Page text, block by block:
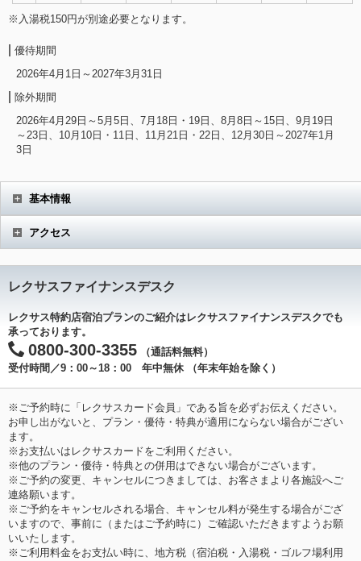
※入湯税150円が別途必要となります。
優待期間
2026年4月1日～2027年3月31日
除外期間
2026年4月29日～5月5日、7月18日・19日、8月8日～15日、9月19日
～23日、10月10日・11日、11月21日・22日、12月30日～2027年1月
3日
基本情報
アクセス
レクサスファイナンスデスク
レクサス特約店宿泊プランのご紹介はレクサスファイナンスデスクでも
承っております。
0800-300-3355 （通話料無料）
受付時間／9：00～18：00 年中無休
（年末年始を除く）
※ご予約時に「レクサスカード会員」である旨を必ずお伝えください。
お申し出がないと、プラン・優待・特典が適用にならない場合がござい
ます。
※お支払いはレクサスカードをご利用ください。
※他のプラン・優待・特典との併用はできない場合がございます。
※ご予約の変更、キャンセルにつきましては、お客さまより各施設へご
連絡願います。
※ご予約をキャンセルされる場合、キャンセル料が発生する場合がござ
いますので、事前に（またはご予約時に）ご確認いただきますようお願
いいたします。
※ご利用料金をお支払い時に、地方税（宿泊税・入湯税・ゴルフ場利用